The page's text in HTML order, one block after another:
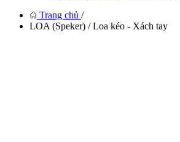
Trang chủ /
LOA (Speker) / Loa kéo - Xách tay